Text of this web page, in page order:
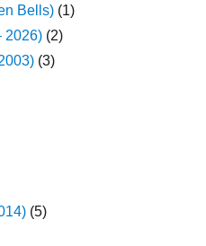
Bells) (1)
2026) (2)
(3)
(5)